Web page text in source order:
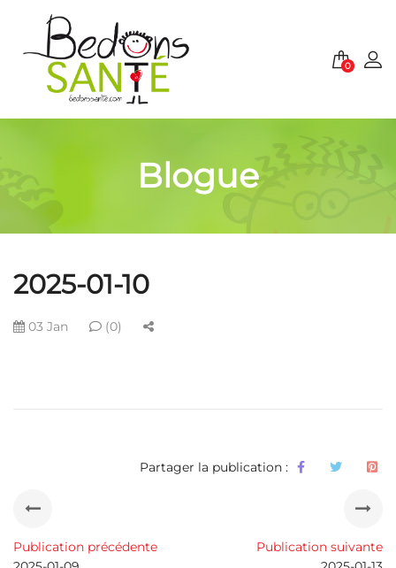
0
Blogue
2025-01-10
03 Jan (0)
Partager la publication :
Publication précédente
Publication suivante